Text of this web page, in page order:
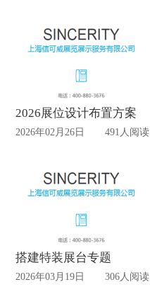
2026展位设计布置方案
2026年02月26日 491人阅读
搭建特装展台专题
2026年03月19日 306人阅读